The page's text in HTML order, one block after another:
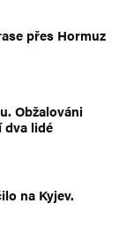
přes Hormuz
Obžalováni
dva lidé
na Kyjev.